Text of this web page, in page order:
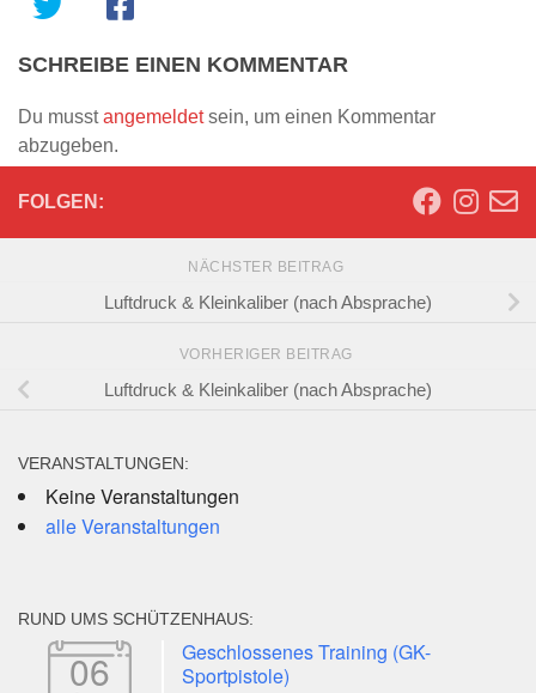
SCHREIBE EINEN KOMMENTAR
Du musstangemeldetsein, um einen Kommentar
abzugeben.
FOLGEN:
NÄCHSTER BEITRAG
Luftdruck & Kleinkaliber (nach Absprache)
VORHERIGER BEITRAG
Luftdruck & Kleinkaliber (nach Absprache)
VERANSTALTUNGEN:
Keine Veranstaltungen
alle Veranstaltungen
RUND UMS SCHÜTZENHAUS:
06
Geschlossenes Training (GK-
Sportpistole)